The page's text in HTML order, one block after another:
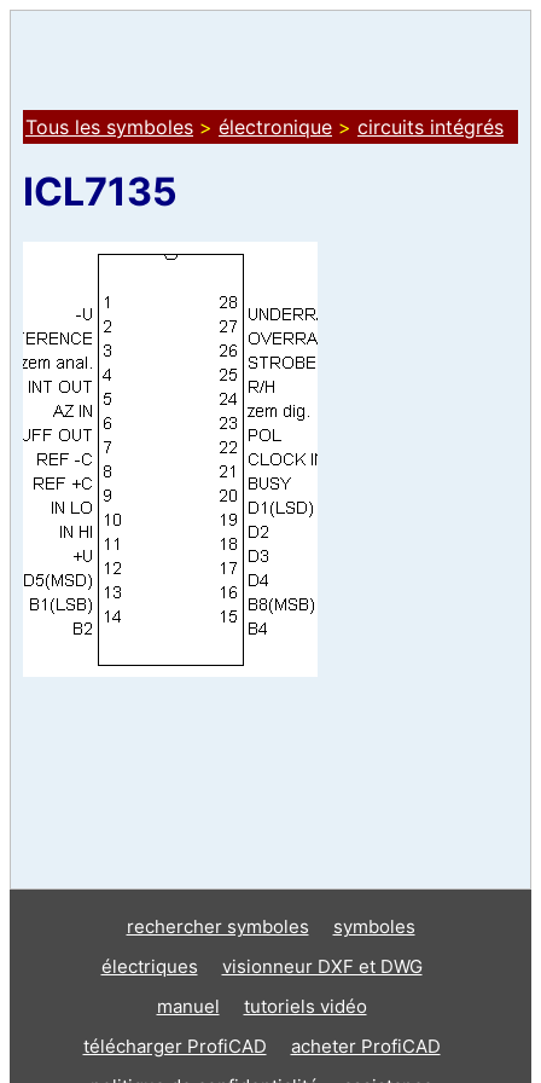
Tous les symboles > électronique > circuits intégrés
ICL7135
rechercher symboles
symboles
électriques
visionneur DXF et DWG
manuel
tutoriels vidéo
télécharger ProfiCAD
acheter ProfiCAD